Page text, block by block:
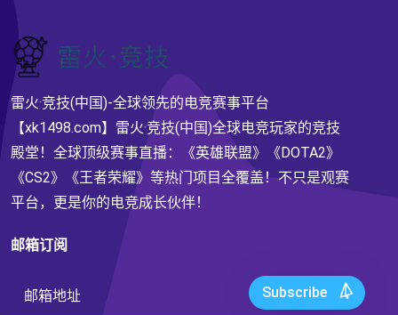
雷火·竞技(中国)-全球领先的电竞赛事平台
【xk1498.com】雷火·竞技(中国)全球电竞玩家的竞技
殿堂！全球顶级赛事直播：《英雄联盟》《DOTA2》
《CS2》《王者荣耀》等热门项目全覆盖！不只是观赛
平台，更是你的电竞成长伙伴！
邮箱订阅
Subscribe